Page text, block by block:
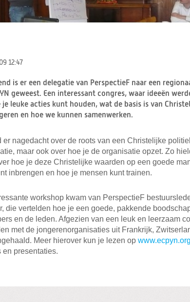
12:47
is er een delegatie van PerspectieF naar een
geweest. Een interessant congres, waar ideeën
leuke acties kunt houden, wat de basis is van
en hoe we kunnen samenwerken.
er nagedacht over de roots van een Christelijke
maar ook over hoe je de organisatie opzet. Zo
hoe je deze Christelijke waarden op een goede
inbrengen en hoe je mensen kunt trainen.
workshop kwam van PerspectieF
die vertelden hoe je een goede, pakkende
en de leden. Afgezien van een leuk en leerzaam
met de jongerenorganisaties uit Frankrijk,
Meer hierover kun je lezen op www.ecpyn.org
en presentaties.